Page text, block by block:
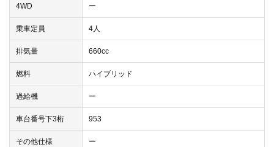
4WD ー
乗車定員 4人
排気量 660cc
燃料 ハイブリッド
過給機 ー
車台番号下3桁 953
その他仕様 ー